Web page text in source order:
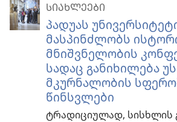
ᲡᲘᲐᲮᲚᲔᲔᲑᲘ
პადუას
მასპინძლობს
მნიშვნელობის
სადაც განიხილება
მკურნალობის
წინსვლები
ტრადიციულად, სისხლის